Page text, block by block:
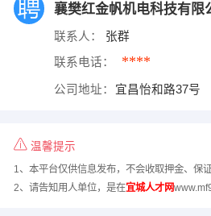
襄樊红金帆机电科技有限
联系人： 张群
联系电话： ****
公司地址： 宜昌怡和路37号
温馨提示
1、本平台仅供信息发布，不会收取押金、保
2、请告知用人单位，是在宜城人才网